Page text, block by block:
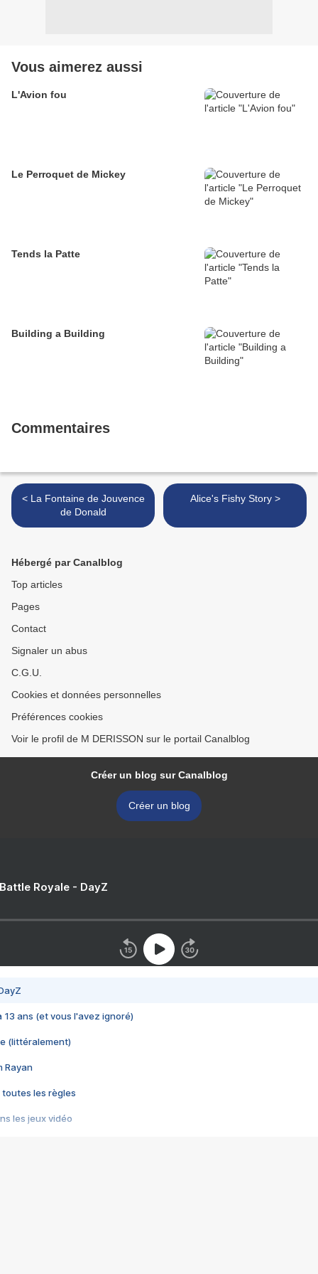
Vous aimerez aussi
L'Avion fou
Le Perroquet de Mickey
Tends la Patte
Building a Building
Commentaires
< La Fontaine de Jouvence
de Donald
Alice's Fishy Story >
Hébergé par Canalblog
Top articles
Pages
Contact
Signaler un abus
C.G.U.
Cookies et données personnelles
Préférences cookies
Voir le profil de M DERISSON sur le portail Canalblog
Créer un blog sur Canalblog
Créer un blog
Royale - DayZ
13 ans (et vous l'avez ignoré)
(littéralement)
Rayan
toutes les règles
les jeux vidéo